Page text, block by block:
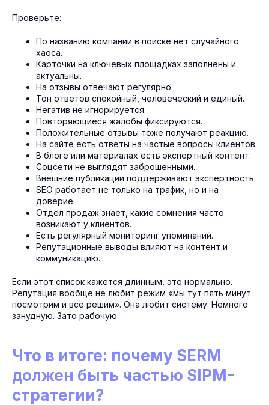
Проверьте:
По названию компании в поиске нет случайного
хаоса.
Карточки на ключевых площадках заполнены и
актуальны.
На отзывы отвечают регулярно.
Тон ответов спокойный, человеческий и единый.
Негатив не игнорируется.
Повторяющиеся жалобы фиксируются.
Положительные отзывы тоже получают реакцию.
На сайте есть ответы на частые вопросы клиентов.
В блоге или материалах есть экспертный контент.
Соцсети не выглядят заброшенными.
Внешние публикации поддерживают экспертность.
SEO работает не только на трафик, но и на
доверие.
Отдел продаж знает, какие сомнения часто
возникают у клиентов.
Есть регулярный мониторинг упоминаний.
Репутационные выводы влияют на контент и
коммуникацию.
Если этот список кажется длинным, это нормально.
Репутация вообще не любит режим «мы тут пять минут
посмотрим и всё решим». Она любит систему. Немного
занудную. Зато рабочую.
Что в итоге: почему SERM
должен быть частью SIPM-
стратегии?